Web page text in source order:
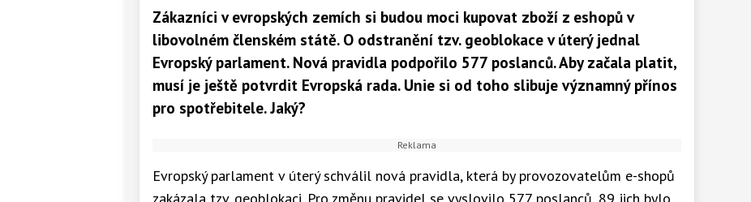
Zákazníci v evropských zemích si budou moci kupovat zboží z eshopů v
libovolném členském státě. O odstranění tzv. geoblokace v úterý jednal
Evropský parlament. Nová pravidla podpořilo 577 poslanců. Aby začala platit,
musí je ještě potvrdit Evropská rada. Unie si od toho slibuje významný přínos
pro spotřebitele. Jaký?
Evropský parlament v úterý schválil nová pravidla, která by provozovatelům e-shopů
zakázala tzv. geoblokaci. Pro změnu pravidel se vyslovilo 577 poslanců, 89 jich bylo